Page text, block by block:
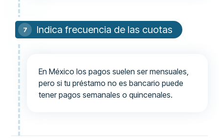
Indica frecuencia de las cuotas
En México los pagos suelen ser mensuales,
pero si tu préstamo no es bancario puede
tener pagos semanales o quincenales.